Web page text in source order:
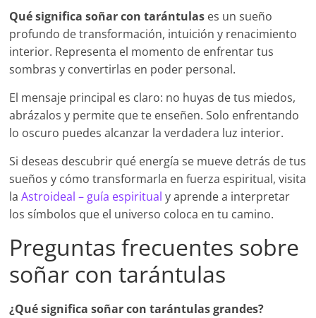
Qué significa soñar con tarántulas es un sueño
profundo de transformación, intuición y renacimiento
interior. Representa el momento de enfrentar tus
sombras y convertirlas en poder personal.
El mensaje principal es claro: no huyas de tus miedos,
abrázalos y permite que te enseñen. Solo enfrentando
lo oscuro puedes alcanzar la verdadera luz interior.
Si deseas descubrir qué energía se mueve detrás de tus
sueños y cómo transformarla en fuerza espiritual, visita
laAstroideal – guía espiritual y aprende a interpretar
los símbolos que el universo coloca en tu camino.
Preguntas frecuentes sobre
soñar con tarántulas
¿Qué significa soñar con tarántulas grandes?